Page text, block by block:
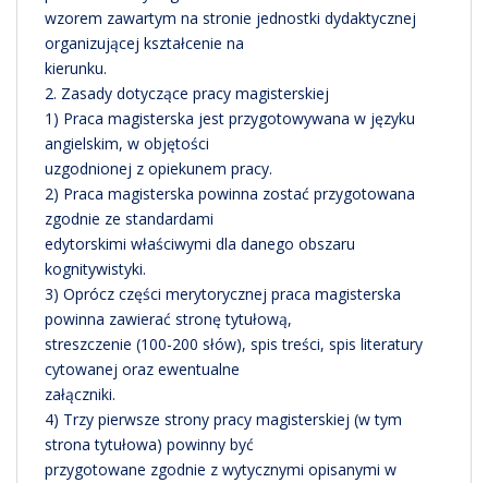
wzorem zawartym na stronie jednostki dydaktycznej
organizującej kształcenie na
kierunku.
2. Zasady dotyczące pracy magisterskiej
1) Praca magisterska jest przygotowywana w języku
angielskim, w objętości
uzgodnionej z opiekunem pracy.
2) Praca magisterska powinna zostać przygotowana
zgodnie ze standardami
edytorskimi właściwymi dla danego obszaru
kognitywistyki.
3) Oprócz części merytorycznej praca magisterska
powinna zawierać stronę tytułową,
streszczenie (100-200 słów), spis treści, spis literatury
cytowanej oraz ewentualne
załączniki.
4) Trzy pierwsze strony pracy magisterskiej (w tym
strona tytułowa) powinny być
przygotowane zgodnie z wytycznymi opisanymi w